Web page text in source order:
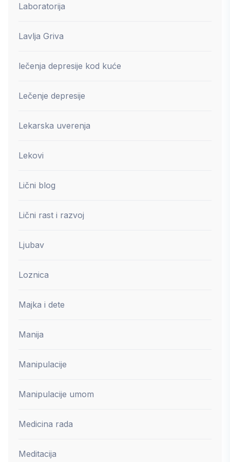
Laboratorija
Lavlja Griva
lečenja depresije kod kuće
Lečenje depresije
Lekarska uverenja
Lekovi
Lični blog
Lični rast i razvoj
Ljubav
Loznica
Majka i dete
Manija
Manipulacije
Manipulacije umom
Medicina rada
Meditacija